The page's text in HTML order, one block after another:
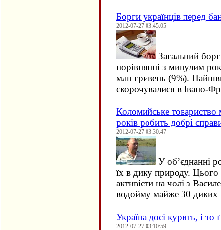
Борги українців перед
2012-07-27 03:45:05
Загальний
порівнянні з минулим
млн гривень (9%).
скорочувалися в Івано-
Коломийське товариство
років робить добрі
2012-07-27 03:30:47
У об’єднанні
їх в дику природу.
активісти на чолі з
водойму майже 30 диких
Україна досі курить, і то
2012-07-27 03:10:59